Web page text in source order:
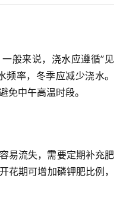
般来说，浇水应遵循”见
率，冬季应减少浇水。
免中午高温时段。
易流失，需要定期补充肥
花期可增加磷钾肥比例，